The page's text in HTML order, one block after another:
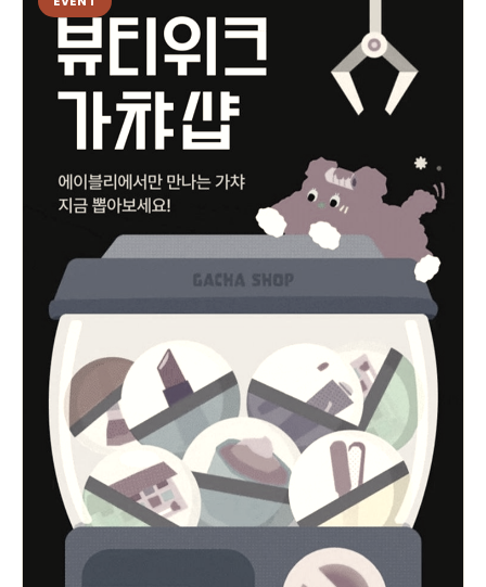
시기 바랍니다. 뜨거운 여름, 더 뜨거운 혜택으로 준비하세요. 여름신상 핫템
과 함께 시원하고 스타일리시한 시즌을 시작해 보세요.